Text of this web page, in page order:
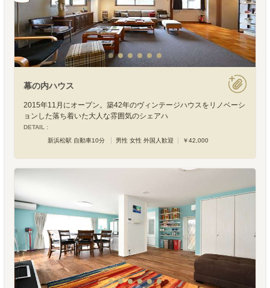
幕の内ハウス
2015年11月にオープン。築42年のヴィンテージハウスをリノベーシ
ョンした落ち着いた大人な雰囲気のシェアハ
DETAIL :
新浜松駅 自動車10分
男性 女性 外国人歓迎 ￥42,000